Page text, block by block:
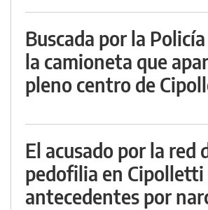
Buscada por la
la camioneta que
pleno centro de
El acusado por la red
pedofilia en
antecedentes por